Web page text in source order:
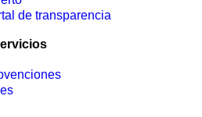
de transparencia